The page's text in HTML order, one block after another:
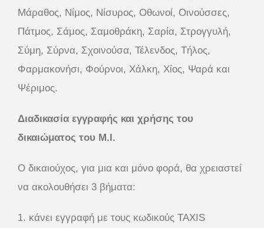
Μάραθος, Νίμος, Νίσυρος, Οθωνοί, Οινούσσες,
Πάτμος, Σάμος, Σαμοθράκη, Σαρία, Στρογγυλή,
Σύμη, Σύρνα, Σχοινούσα, Τέλενδος, Τήλος,
Φαρμακονήσι, Φούρνοι, Χάλκη, Χίος, Ψαρά και
Ψέριμος.
Διαδικασία εγγραφής και χρήσης του
δικαιώματος του Μ.Ι.
Ο δικαιούχος, για μια και μόνο φορά, θα χρειαστεί
να ακολουθήσει 3 βήματα:
1. κάνει εγγραφή με τους κωδικούς TAXIS